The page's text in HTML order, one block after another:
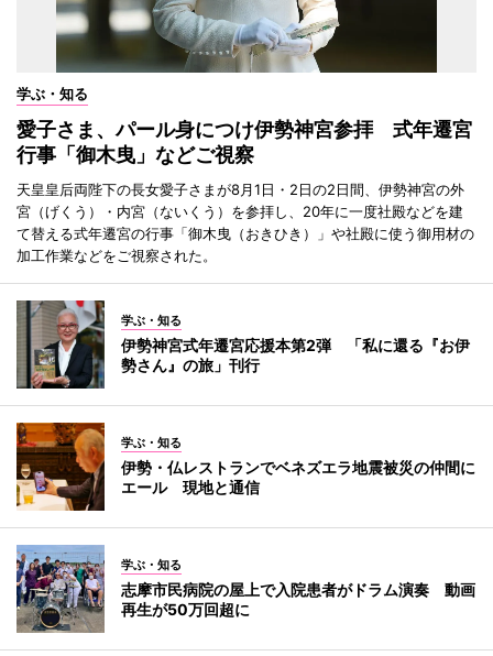
学ぶ・知る
愛子さま、パール身につけ伊勢神宮参拝 式年遷宮
行事「御木曳」などご視察
天皇皇后両陛下の長女愛子さまが8月1日・2日の2日間、伊勢神宮の外
宮（げくう）・内宮（ないくう）を参拝し、20年に一度社殿などを建
て替える式年遷宮の行事「御木曳（おきひき）」や社殿に使う御用材の
加工作業などをご視察された。
学ぶ・知る
伊勢神宮式年遷宮応援本第2弾 「私に還る『お伊
勢さん』の旅」刊行
学ぶ・知る
伊勢・仏レストランでベネズエラ地震被災の仲間に
エール 現地と通信
学ぶ・知る
志摩市民病院の屋上で入院患者がドラム演奏 動画
再生が50万回超に